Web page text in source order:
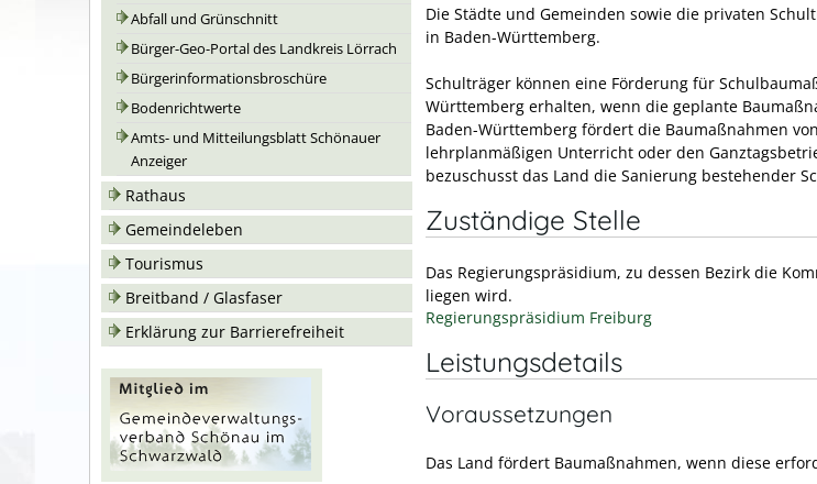
Abfall und Grünschnitt
Bürger-Geo-Portal des Landkreis Lörrach
Bürgerinformationsbroschüre
Bodenrichtwerte
Amts- und Mitteilungsblatt Schönauer
Anzeiger
Rathaus
Gemeindeleben
Tourismus
Breitband / Glasfaser
Erklärung zur Barrierefreiheit
Die Städte und Gemeinden sowie die privaten
in Baden-Württemberg.
Schulträger können eine Förderung für
Württemberg erhalten, wenn die geplante
Baden-Württemberg fördert die Baumaßnahmen
lehrplanmäßigen Unterricht oder den
bezuschusst das Land die Sanierung bestehender
Zuständige Stelle
Das Regierungspräsidium, zu dessen Bezirk die
liegen wird.
Regierungspräsidium Freiburg
Leistungsdetails
Voraussetzungen
Das Land fördert Baumaßnahmen, wenn diese